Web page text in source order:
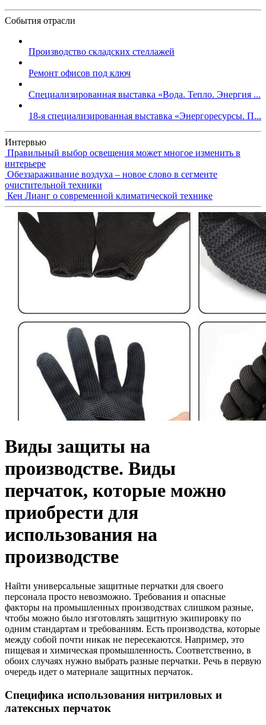
События отрасли
Производство складских стеллажей
Ремонт офисов под ключ
Специализированная выставка «Вода. Тепло. Энергия ...
18-я специализированная выставка «Энергоресурсы. П...
Интервью
Правильный выбор освещения может многое изменить в
интерьере
Обеззараживание воздуха – новое слово в сегменте
очистительной техники
Кен Лианг о современной климатической технике
Виды защиты на
производстве. Виды
перчаток, которые можно
приобрести для
использования на
производстве
Найти универсальные защитные перчатки для своего
персонала просто невозможно. Требования и опасные
факторы на промышленных производствах слишком разные,
чтобы можно было изготовлять защитную экипировку по
одним стандартам и требованиям. Есть производства, которые
между собой почти никак не пересекаются. Например, это
пищевая и химическая промышленность. Соответственно, в
обоих случаях нужно выбрать разные перчатки. Речь в первую
очередь идет о материале защитных перчаток.
Специфика использования нитриловых и
латексных перчаток